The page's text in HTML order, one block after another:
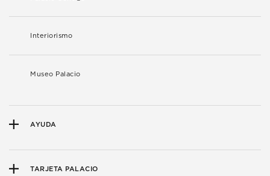
Interiorismo
Museo Palacio
AYUDA
TARJETA PALACIO